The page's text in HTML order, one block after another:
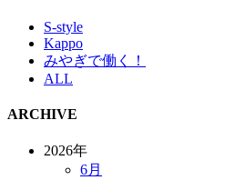
S-style
Kappo
みやぎで働く！
ALL
ARCHIVE
2026年
6月